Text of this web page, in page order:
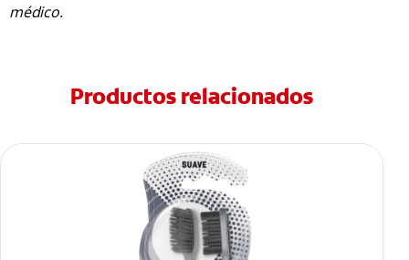
médico.
Productos relacionados